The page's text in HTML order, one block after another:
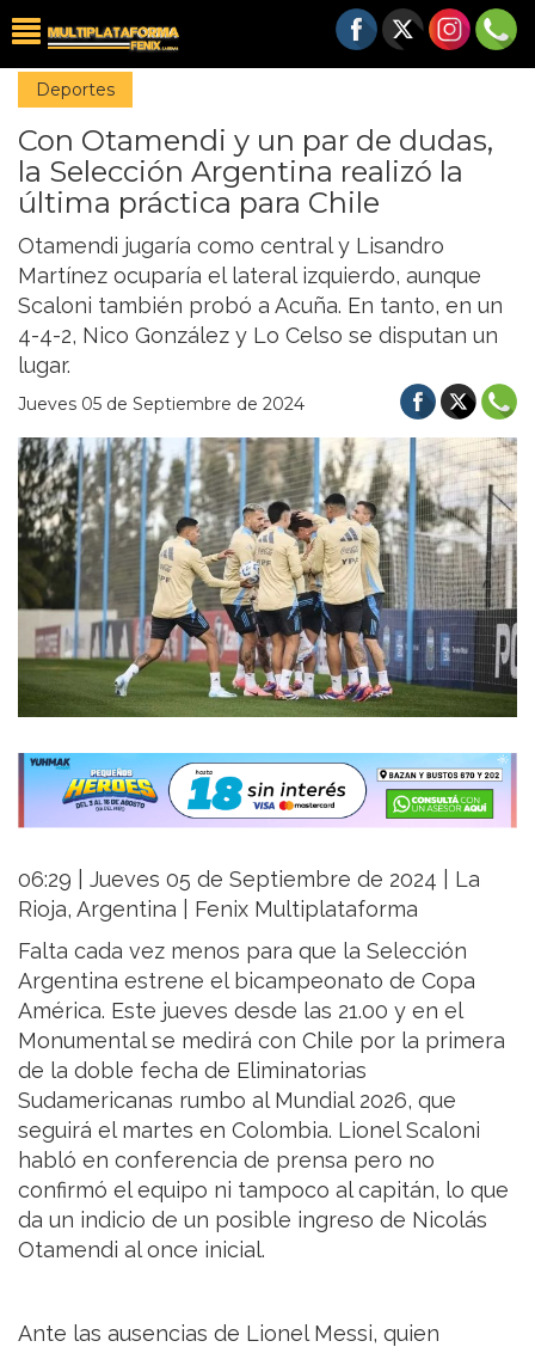
Deportes
Con Otamendi y un par de dudas,
la Selección Argentina realizó la
última práctica para Chile
Otamendi jugaría como central y Lisandro
Martínez ocuparía el lateral izquierdo, aunque
Scaloni también probó a Acuña. En tanto, en un
4-4-2, Nico González y Lo Celso se disputan un
lugar.
Jueves 05 de Septiembre de 2024
06:29 | Jueves 05 de Septiembre de 2024 | La
Rioja, Argentina | Fenix Multiplataforma
Falta cada vez menos para que la Selección
Argentina estrene el bicampeonato de Copa
América. Este jueves desde las 21.00 y en el
Monumental se medirá con Chile por la primera
de la doble fecha de Eliminatorias
Sudamericanas rumbo al Mundial 2026, que
seguirá el martes en Colombia. Lionel Scaloni
habló en conferencia de prensa pero no
confirmó el equipo ni tampoco al capitán, lo que
da un indicio de un posible ingreso de Nicolás
Otamendi al once inicial.
Ante las ausencias de Lionel Messi, quien